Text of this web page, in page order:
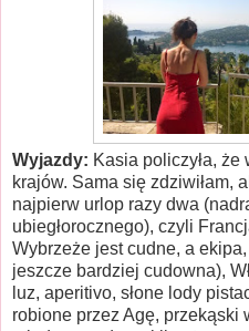
Wyjazdy: Kasia policzyła,
krajów. Sama się zdziwiłam,
najpierw urlop razy dwa
ubiegłorocznego), czyli
Wybrzeże jest cudne, a
jeszcze bardziej cudowna),
luz, aperitivo, słone lody
robione przez Agę, przekąski